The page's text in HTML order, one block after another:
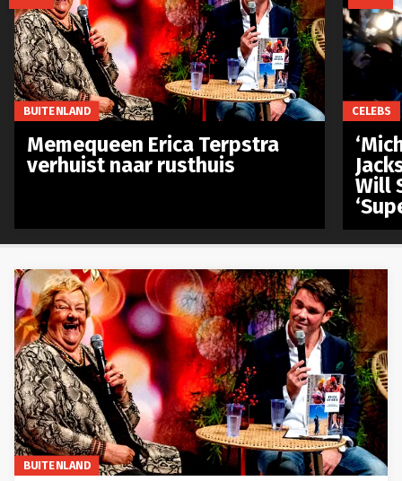
BUITENLAND
BUITENLAND
Memequeen Erica Terpstra
verhuist naar rusthuis
CELEBS
Will